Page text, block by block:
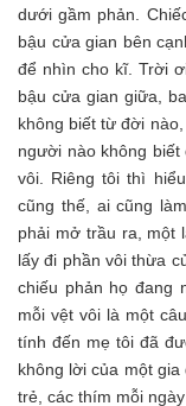
dưới gầm phản.
bậu cửa gian bên
để nhìn cho kĩ. Trời
bậu cửa gian giữa,
không biết từ đời
người nào không
vôi. Riêng tôi thì
cũng thế, ai cũng
phải mở trầu ra, một
lấy đi phần vôi thừa
chiếu phản họ đang
mỗi vệt vôi là một
tính đến mẹ tôi đã
không lời của một
trẻ, các thím mỗi